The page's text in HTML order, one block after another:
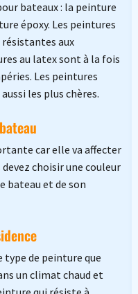
bateaux : la peinture
époxy. Les peintures
aux
au latex sont à la fois
Les peintures
les plus chères.
car elle va affecter
choisir une couleur
bateau et de son
type de peinture que
un climat chaud et